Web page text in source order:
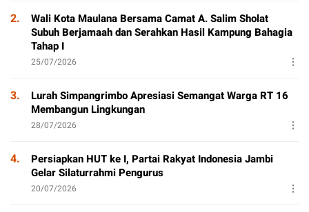
2.
Wali Kota Maulana Bersama Camat A. Salim Sholat
Subuh Berjamaah dan Serahkan Hasil Kampung Bahagia
Tahap I
25/07/2026
3.
Lurah Simpangrimbo Apresiasi Semangat Warga RT 16
Membangun Lingkungan
28/07/2026
4.
Persiapkan HUT ke I, Partai Rakyat Indonesia Jambi
Gelar Silaturrahmi Pengurus
20/07/2026